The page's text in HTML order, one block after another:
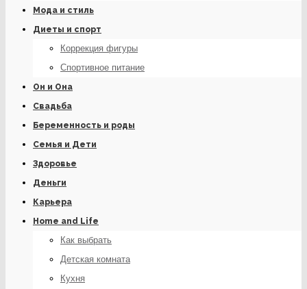
Мода и стиль
Диеты и спорт
Коррекция фигуры
Спортивное питание
Он и Она
Свадьба
Беременность и роды
Семья и Дети
Здоровье
Деньги
Карьера
Home and Life
Как выбрать
Детская комната
Кухня